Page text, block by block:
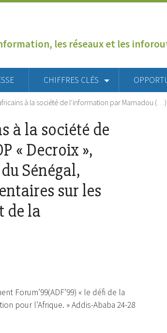
les réseaux et les
CHIFFRES CLÉS
à la société de l’information par Mamadou (…)
à la société de
« Decroix »,
Sénégal,
sur les
de la
Forum’99(ADF’99) « le défi de la
pour l’Afrique. » Addis-Ababa 24-28